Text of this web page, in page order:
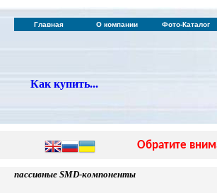
Главная О компании Фото-Каталог
Как купить...
Обратите
пассивные SMD-компоненты